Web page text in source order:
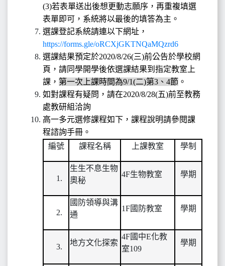
(3)若表單送出後想更動志願序，再重複填選
表單即可，系統將以最後的填答為主。
選課登記系統請連以下網址，
https://forms.gle/oRCXjGKTNQaMQzrd6
選課結果預定於2020/8/26(三)前公告於學校網
頁，請同學開學後依選課結果到指定教室上
課， 第一次上課時間為9/1(二)第3、4節 。
如對課程有疑問，請在2020/8/28(五)前至教務
處教研組洽詢
高一多元選修課程如下，課程說明請參閱課
程諮詢手冊。
編號
課程名稱 上課教室 學制
生生不息生物
奧秘
4F生物教室 學期
國防領導與溝
通
1F國防教室 學期
地方文化探索
4F國中E化教
室109
學期